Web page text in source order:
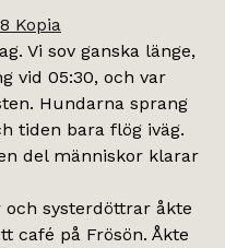
Vi sov ganska länge,
vid 05:30, och var
Hundarna sprang
tiden bara flög iväg.
del människor klarar
systerdöttrar åkte
café på Frösön. Åkte